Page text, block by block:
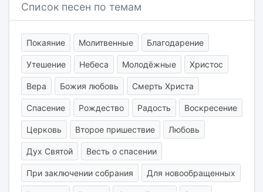
Список песен по темам
Покаяние Молитвенные Благодарение
Утешение Небеса Молодёжные Христос
Вера Божия любовь Смерть Христа
Спасение Рождество Радость Воскресение
Церковь Второе пришествие Любовь
Дух Святой Весть о спасении
При заключении собрания Для новообращенных